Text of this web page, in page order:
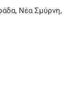
, Νέα Σμύρνη,